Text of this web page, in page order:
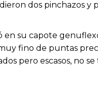
dos pinchazos
en su capote
fino de puntas
pero escasos, no